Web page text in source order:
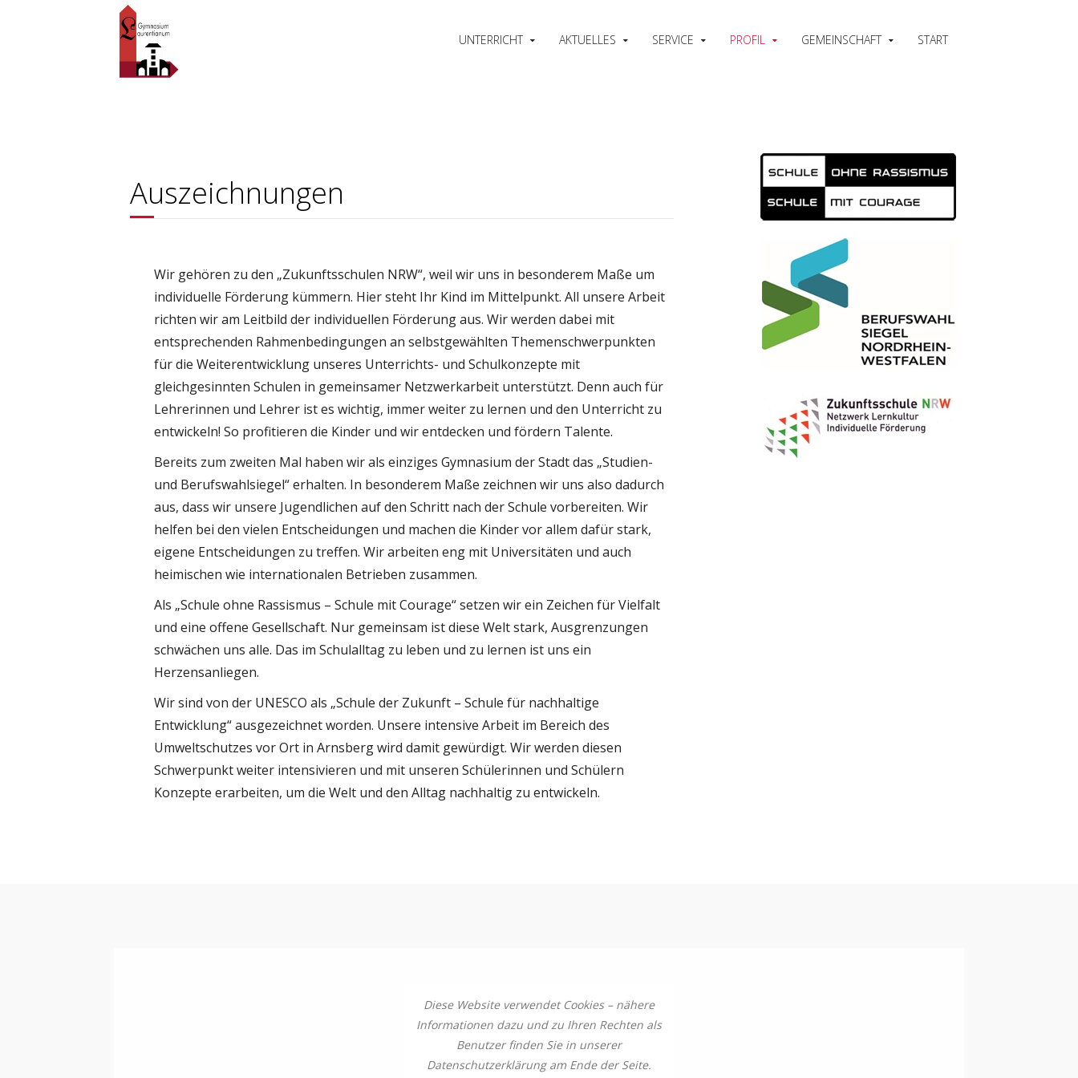
START
GEMEINSCHAFT
PROFIL
SERVICE
AKTUELLES
UNTERRICHT
Auszeichnungen
Wir gehören zu den „Zukunftsschulen NRW“, weil wir uns in besonderem Maße um
individuelle Förderung kümmern. Hier steht Ihr Kind im Mittelpunkt. All unsere Arbeit
richten wir am Leitbild der individuellen Förderung aus. Wir werden dabei mit
entsprechenden Rahmenbedingungen an selbstgewählten Themenschwerpunkten
für die Weiterentwicklung unseres Unterrichts- und Schulkonzepte mit
gleichgesinnten Schulen in gemeinsamer Netzwerkarbeit unterstützt. Denn auch für
Lehrerinnen und Lehrer ist es wichtig, immer weiter zu lernen und den Unterricht zu
entwickeln! So profitieren die Kinder und wir entdecken und fördern Talente.
Bereits zum zweiten Mal haben wir als einziges Gymnasium der Stadt das „Studien-
und Berufswahlsiegel“ erhalten. In besonderem Maße zeichnen wir uns also dadurch
aus, dass wir unsere Jugendlichen auf den Schritt nach der Schule vorbereiten. Wir
helfen bei den vielen Entscheidungen und machen die Kinder vor allem dafür stark,
eigene Entscheidungen zu treffen. Wir arbeiten eng mit Universitäten und auch
heimischen wie internationalen Betrieben zusammen.
Als „Schule ohne Rassismus – Schule mit Courage“ setzen wir ein Zeichen für Vielfalt
und eine offene Gesellschaft. Nur gemeinsam ist diese Welt stark, Ausgrenzungen
schwächen uns alle. Das im Schulalltag zu leben und zu lernen ist uns ein
Herzensanliegen.
Wir sind von der UNESCO als „Schule der Zukunft – Schule für nachhaltige
Entwicklung“ ausgezeichnet worden. Unsere intensive Arbeit im Bereich des
Umweltschutzes vor Ort in Arnsberg wird damit gewürdigt. Wir werden diesen
Schwerpunkt weiter intensivieren und mit unseren Schülerinnen und Schülern
Konzepte erarbeiten, um die Welt und den Alltag nachhaltig zu entwickeln.
Diese Website verwendet Cookies – nähere
Informationen dazu und zu Ihren Rechten als
Benutzer finden Sie in unserer
Datenschutzerklärung am Ende der Seite.